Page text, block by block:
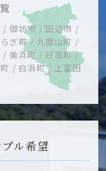
/ 御坊市 / 田辺市 /
ぎ町 / 九度山町 /
/ 美浜町 / 日高町 /
/ 白浜町 / 上富田
ル希望